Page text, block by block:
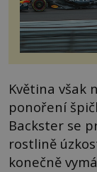
Květina však
ponoření
Backster se
rostlině
konečně